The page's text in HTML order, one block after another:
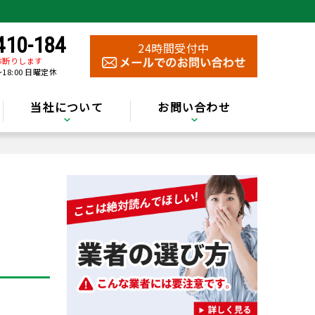
184
りします
日曜定休
24時間受付中
当社について お問い合わせ